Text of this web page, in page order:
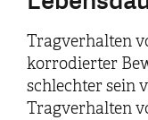
Tragverhalten
korrodierter
schlechter sein
Tragverhalten